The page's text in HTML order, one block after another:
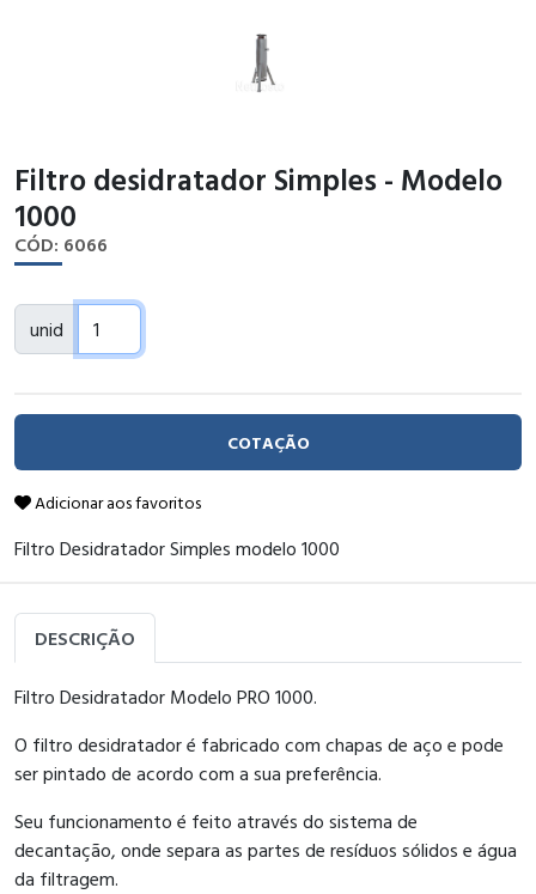
Filtro desidratador Simples - Modelo
1000
CÓD: 6066
unid
COTAÇÃO
Adicionar aos favoritos
Filtro Desidratador Simples modelo 1000
DESCRIÇÃO
Filtro Desidratador Modelo PRO 1000.
O filtro desidratador é fabricado com chapas de aço e pode
ser pintado de acordo com a sua preferência.
Seu funcionamento é feito através do sistema de
decantação, onde separa as partes de resíduos sólidos e água
da filtragem.